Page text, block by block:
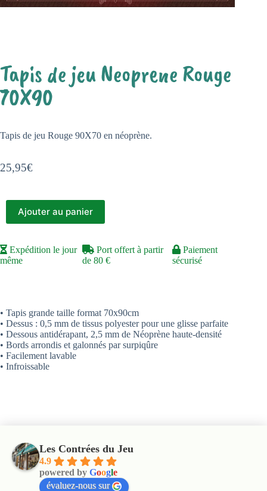
Tapis de jeu Neoprene Rouge
70X90
25,95€
Tapis de jeu Rouge 90X70 en néoprène.
Ajouter au panier
Expédition le jour
même
Port offert à partir
de 80 €
Paiement
sécurisé
• Tapis grande taille format 70x90cm
• Dessus : 0,5 mm de tissus polyester pour une glisse parfaite
• Dessous antidérapant, 2,5 mm de Néoprène haute-densité
• Bords arrondis et galonnés par surpiqûre
• Facilement lavable
• Infroissable
Les Contrées du Jeu
4.9
powered by Google
évaluez-nous sur